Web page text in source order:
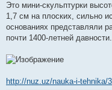
Это мини-скульптурки
1,7 см на плоских, сильно
основаниях представляли
почти 1400-летней давности.
http://nuz.uz/nauka-i-tehnika/